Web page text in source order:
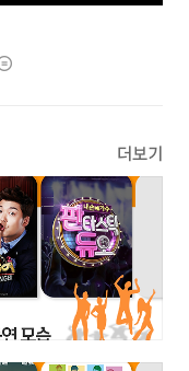
더보기